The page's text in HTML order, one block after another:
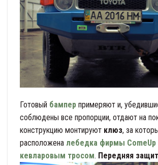
Готовый бампер примеряют и,
соблюдены все пропорции, отдают на
конструкцию монтируют клюз, за
расположена лебедка фирмы ComeUp
кевларовым тросом. Передняя